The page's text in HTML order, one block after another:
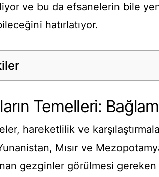
ve bu da efsanelerin bile
hatırlatıyor.
Temelleri:
hareketlilik ve
Mısır ve
gezginler görülmesi